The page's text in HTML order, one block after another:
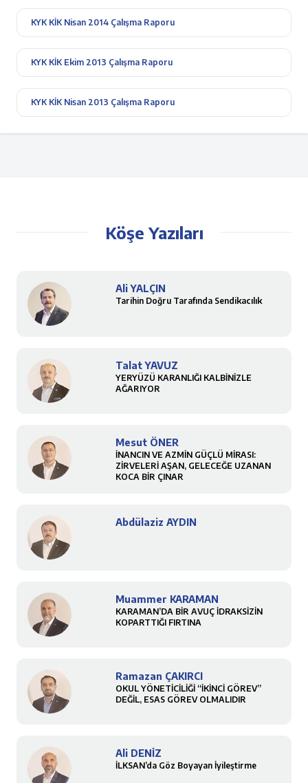
KYK KİK Nisan 2014 Çalışma Raporu
KYK KİK Ekim 2013 Çalışma Raporu
KYK KİK Nisan 2013 Çalışma Raporu
Köşe Yazıları
Ali YALÇIN
Tarihin Doğru Tarafında Sendikacılık
Talat YAVUZ
YERYÜZÜ KARANLIĞI KALBİNİZLE
AĞARIYOR
Mesut ÖNER
İNANCIN VE AZMİN GÜÇLÜ MİRASI:
ZİRVELERİ AŞAN, GELECEĞE UZANAN
KOCA BİR ÇINAR
Abdülaziz AYDIN
Muammer KARAMAN
KARAMAN’DA BİR AVUÇ İDRAKSİZİN
KOPARTTIĞI FIRTINA
Ramazan ÇAKIRCI
OKUL YÖNETİCİLİĞİ “İKİNCİ GÖREV”
DEĞİL, ESAS GÖREV OLMALIDIR
Ali DENİZ
İLKSAN’da Göz Boyayan İyileştirme